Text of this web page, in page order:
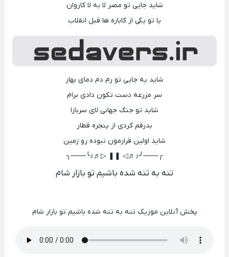
شاید جایی تو مصر لا به لا کاروان
یا تو یکی از کاباره ها قبل انقلاب
شاید یه جایی تو رم دم دمای بهار
سر مزرعه دست تکون دادی برام
شاید تو جنگ جهانی لای سربازا
بدرقم کردی از پنجره قطار
شاید اولین قرارمون نبوده رو زمین
╭───╯♪♬◁ ❚❚ ▷♬♪╰───╮
تنه به تنه شده باشیم تو بازار شام
پخش آنلاین موزیک تنه به تنه شده باشیم تو بازار شام